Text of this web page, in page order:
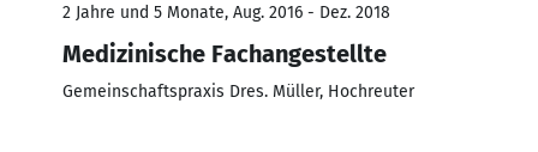
2 Jahre und 5 Monate, Aug. 2016 - Dez. 2018
Medizinische Fachangestellte
Gemeinschaftspraxis Dres. Müller, Hochreuter